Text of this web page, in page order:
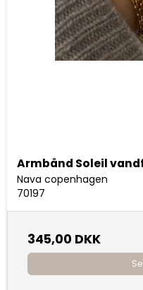
Armbånd Soleil
Nava copenhagen
70197
345,00 DKK